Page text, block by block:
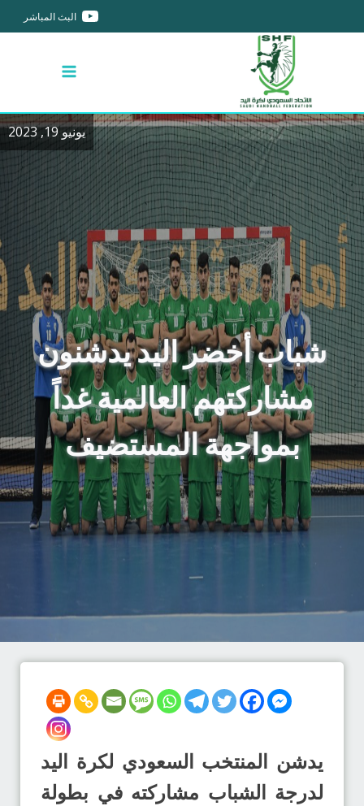
البث المباشر
يونيو 19, 2023
شباب أخضر اليد يدشنون
مشاركتهم العالمية غداً
بمواجهة المستضيف
يدشن المنتخب السعودي لكرة اليد
لدرجة الشباب مشاركته في بطولة